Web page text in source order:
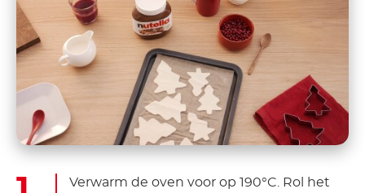
Verwarm de oven voor op 190°C. Rol het